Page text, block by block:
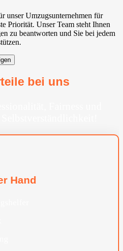
unser Umzugsunternehmen für
Priorität. Unser Team steht Ihnen
zu beantworten und Sie bei jedem
bei uns
Hand